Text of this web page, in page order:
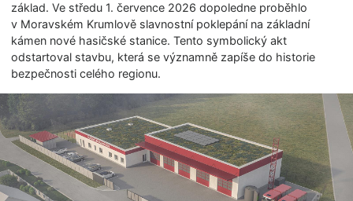
základ. Ve středu 1. července 2026 dopoledne proběhlo
v Moravském Krumlově slavnostní poklepání na základní
kámen nové hasičské stanice. Tento symbolický akt
odstartoval stavbu, která se významně zapíše do historie
bezpečnosti celého regionu.